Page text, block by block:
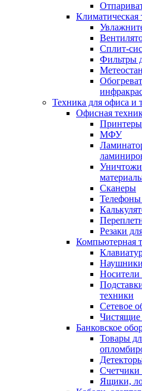
Климатическая
Сплит-
Фильтры
Техника для офиса и
Офисная
Принтеры
МФУ
Сканеры
Телефоны
Резаки
Компьютерная
Носители
техники
Сетевое
Чистящие
Банковское
Товары
Счетчики
Ящики,